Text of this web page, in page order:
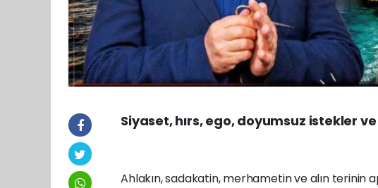
Siyaset, hırs, ego, doyumsuz istekler ve
Ahlakın, sadakatin, merhametin ve alın terinin